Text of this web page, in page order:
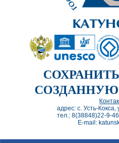
адрес: с. Усть-
тел.: 8(38848)22-9-
E-mail: